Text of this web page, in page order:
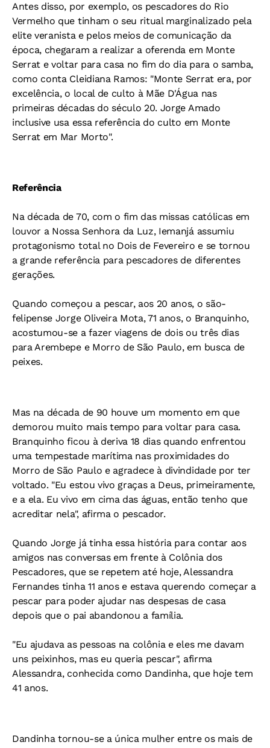
Antes disso, por exemplo, os pescadores do Rio
Vermelho que tinham o seu ritual marginalizado pela
elite veranista e pelos meios de comunicação da
época, chegaram a realizar a oferenda em Monte
Serrat e voltar para casa no fim do dia para o samba,
como conta Cleidiana Ramos: "Monte Serrat era, por
excelência, o local de culto à Mãe D'Água nas
primeiras décadas do século 20. Jorge Amado
inclusive usa essa referência do culto em Monte
Serrat em Mar Morto".
Referência
Na década de 70, com o fim das missas católicas em
louvor a Nossa Senhora da Luz, Iemanjá assumiu
protagonismo total no Dois de Fevereiro e se tornou
a grande referência para pescadores de diferentes
gerações.
Quando começou a pescar, aos 20 anos, o são-
felipense Jorge Oliveira Mota, 71 anos, o Branquinho,
acostumou-se a fazer viagens de dois ou três dias
para Arembepe e Morro de São Paulo, em busca de
peixes.
Mas na década de 90 houve um momento em que
demorou muito mais tempo para voltar para casa.
Branquinho ficou à deriva 18 dias quando enfrentou
uma tempestade marítima nas proximidades do
Morro de São Paulo e agradece à divindidade por ter
voltado. "Eu estou vivo graças a Deus, primeiramente,
e a ela. Eu vivo em cima das águas, então tenho que
acreditar nela", afirma o pescador.
Quando Jorge já tinha essa história para contar aos
amigos nas conversas em frente à Colônia dos
Pescadores, que se repetem até hoje, Alessandra
Fernandes tinha 11 anos e estava querendo começar a
pescar para poder ajudar nas despesas de casa
depois que o pai abandonou a família.
"Eu ajudava as pessoas na colônia e eles me davam
uns peixinhos, mas eu queria pescar", afirma
Alessandra, conhecida como Dandinha, que hoje tem
41 anos.
Dandinha tornou-se a única mulher entre os mais de